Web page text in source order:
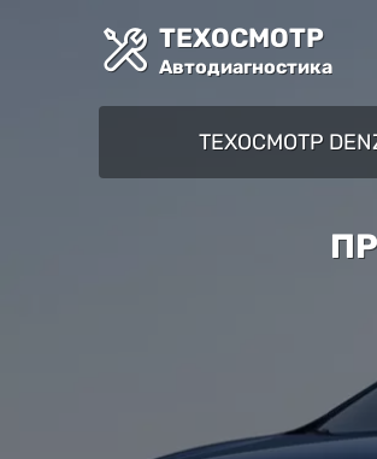
ТЕХОСМОТР
Автодиагностика
ТЕХОСМОТР